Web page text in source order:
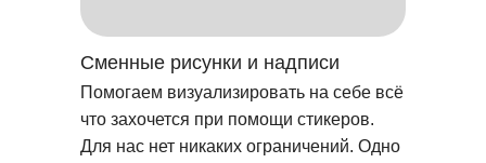
Помогаем визуализировать на себе всё
что захочется при помощи стикеров.
Для нас нет никаких ограничений. Одно
Сменные рисунки и надписи